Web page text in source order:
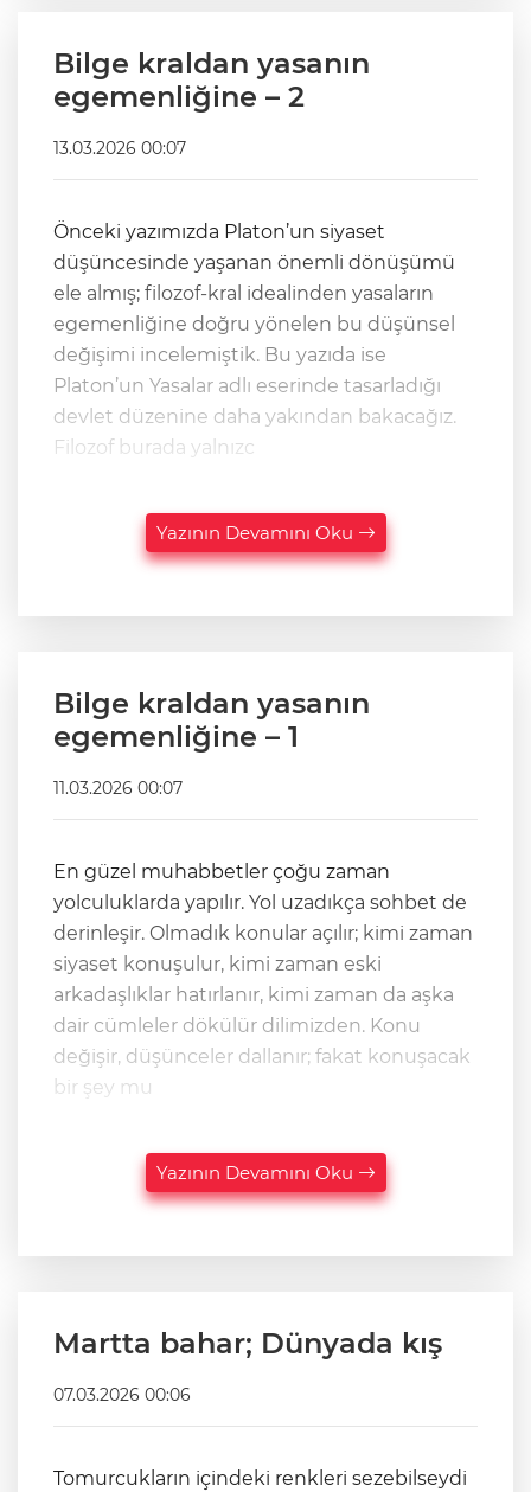
Bilge kraldan yasanın
egemenliğine – 2
13.03.2026 00:07
Önceki yazımızda Platon’un siyaset
düşüncesinde yaşanan önemli dönüşümü
ele almış; filozof-kral idealinden yasaların
egemenliğine doğru yönelen bu düşünsel
değişimi incelemiştik. Bu yazıda ise
Platon’un Yasalar adlı eserinde tasarladığı
devlet düzenine daha yakından bakacağız.
Filozof burada yalnızc
Yazının Devamını Oku
Bilge kraldan yasanın
egemenliğine – 1
11.03.2026 00:07
En güzel muhabbetler çoğu zaman
yolculuklarda yapılır. Yol uzadıkça sohbet de
derinleşir. Olmadık konular açılır; kimi zaman
siyaset konuşulur, kimi zaman eski
arkadaşlıklar hatırlanır, kimi zaman da aşka
dair cümleler dökülür dilimizden. Konu
değişir, düşünceler dallanır; fakat konuşacak
bir şey mu
Yazının Devamını Oku
Martta bahar; Dünyada kış
07.03.2026 00:06
Tomurcukların içindeki renkleri sezebilseydi